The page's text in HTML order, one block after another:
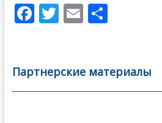
F
b
o
T
er
E
l
О
а
в
Партнерские материалы